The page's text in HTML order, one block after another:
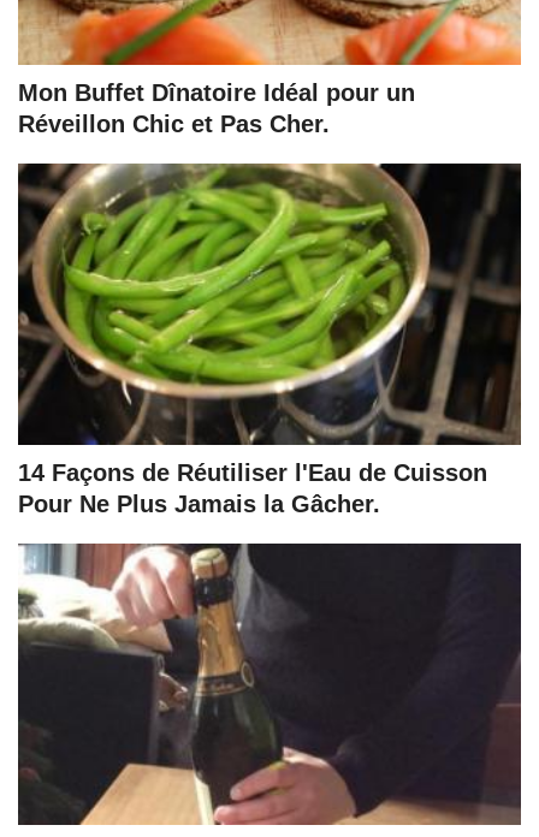
Mon Buffet Dînatoire Idéal pour un
Réveillon Chic et Pas Cher.
14 Façons de Réutiliser l'Eau de Cuisson
Pour Ne Plus Jamais la Gâcher.